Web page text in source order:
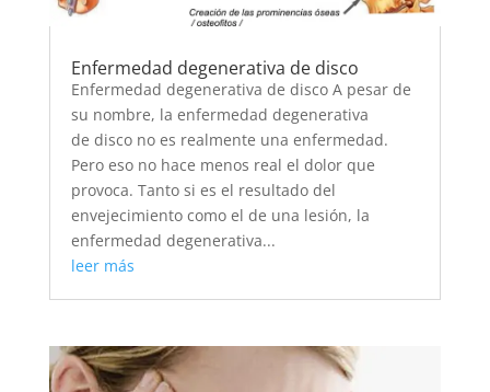
Enfermedad degenerativa de disco
Enfermedad degenerativa de disco A pesar de
su nombre, la enfermedad degenerativa
de disco no es realmente una enfermedad.
Pero eso no hace menos real el dolor que
provoca. Tanto si es el resultado del
envejecimiento como el de una lesión, la
enfermedad degenerativa...
leer más